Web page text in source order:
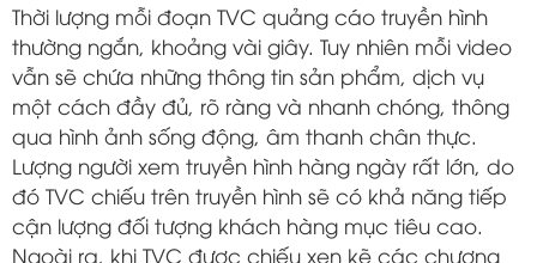
Thời lượng mỗi đoạn TVC quảng cáo truyền hình
thường ngắn, khoảng vài giây. Tuy nhiên mỗi video
vẫn sẽ chứa những thông tin sản phẩm, dịch vụ
một cách đầy đủ, rõ ràng và nhanh chóng, thông
qua hình ảnh sống động, âm thanh chân thực.
Lượng người xem truyền hình hàng ngày rất lớn, do
đó TVC chiếu trên truyền hình sẽ có khả năng tiếp
cận lượng đối tượng khách hàng mục tiêu cao.
Ngoài ra, khi TVC được chiếu xen kẽ các chương